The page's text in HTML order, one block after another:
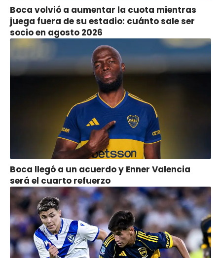
Boca volvió a aumentar la cuota mientras
juega fuera de su estadio: cuánto sale ser
socio en agosto 2026
Boca llegó a un acuerdo y Enner Valencia
será el cuarto refuerzo